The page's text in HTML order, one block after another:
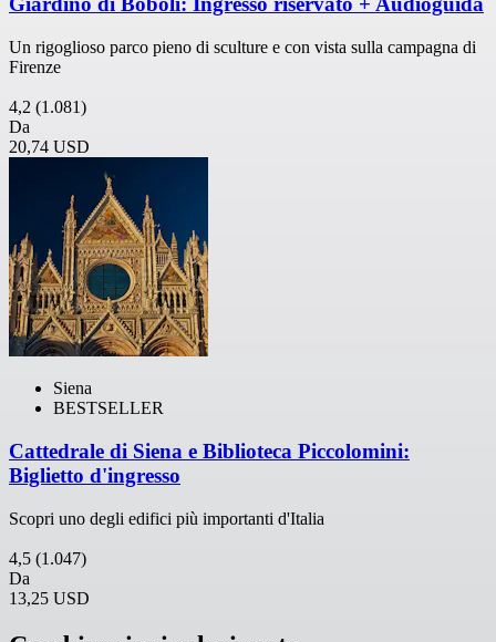
Un rigoglioso parco pieno di sculture e con vista sulla campagna di
Firenze
4,2 (1.081)
Da
20,74 USD
Siena
BESTSELLER
Cattedrale di Siena e Biblioteca Piccolomini:
Biglietto d'ingresso
Scopri uno degli edifici più importanti d'Italia
4,5 (1.047)
Da
13,25 USD